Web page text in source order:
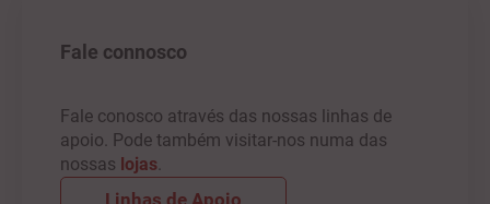
Fale connosco
Fale conosco através das nossas linhas de
apoio. Pode também visitar-nos numa das
nossas lojas.
Linhas de Apoio